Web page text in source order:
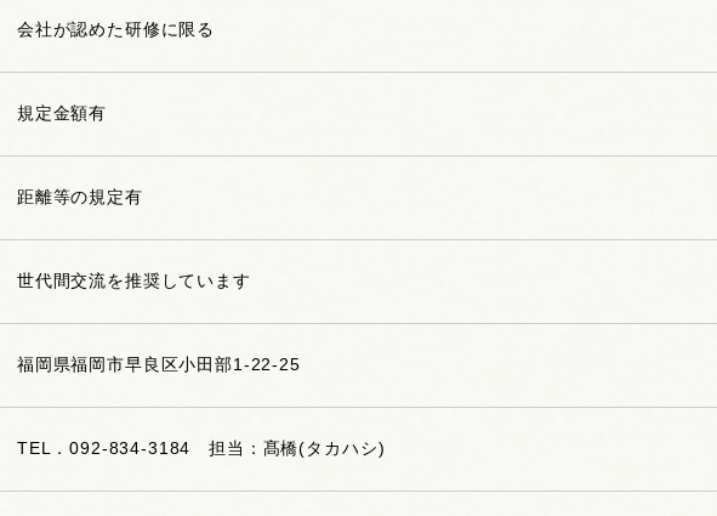
会社が認めた研修に限る
規定金額有
距離等の規定有
世代間交流を推奨しています
福岡県福岡市早良区小田部1-22-25
TEL．092-834-3184 担当：髙橋(タカハシ)